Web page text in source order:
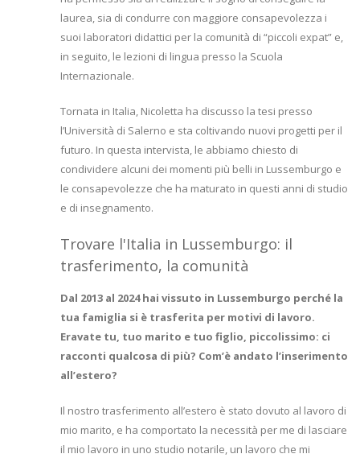
laurea, sia di condurre con maggiore consapevolezza i
suoi laboratori didattici per la comunità di “piccoli expat” e,
in seguito, le lezioni di lingua presso la Scuola
Internazionale.
Tornata in Italia, Nicoletta ha discusso la tesi presso
l’Università di Salerno e sta coltivando nuovi progetti per il
futuro. In questa intervista, le abbiamo chiesto di
condividere alcuni dei momenti più belli in Lussemburgo e
le consapevolezze che ha maturato in questi anni di studio
e di insegnamento.
Trovare l'Italia in Lussemburgo: il
trasferimento, la comunità
Dal 2013 al 2024 hai vissuto in Lussemburgo perché la
tua famiglia si è trasferita per motivi di lavoro.
Eravate tu, tuo marito e tuo figlio, piccolissimo: ci
racconti qualcosa di più? Com’è andato l’inserimento
all’estero?
Il nostro trasferimento all’estero è stato dovuto al lavoro di
mio marito, e ha comportato la necessità per me di lasciare
il mio lavoro in uno studio notarile, un lavoro che mi